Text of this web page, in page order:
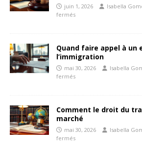
juin 1, 2026 Isabella
fermés
Quand faire appel à un
l’immigration
mai 30, 2026 Isabella
fermés
Comment le droit du
marché
mai 30, 2026 Isabella
fermés